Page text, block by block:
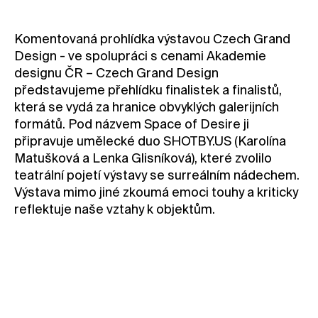
Novinky
Pro média
Pronájem prostor
Volné pozice
Komentovaná prohlídka výstavou Czech Grand
Design - ve spolupráci s cenami Akademie
designu ČR – Czech Grand Design
představujeme přehlídku finalistek a finalistů,
která se vydá za hranice obvyklých galerijních
formátů. Pod názvem Space of Desire ji
připravuje umělecké duo SHOTBY.US (Karolína
Matušková a Lenka Glisníková), které zvolilo
teatrální pojetí výstavy se surreálním nádechem.
Výstava mimo jiné zkoumá emoci touhy a kriticky
reflektuje naše vztahy k objektům.